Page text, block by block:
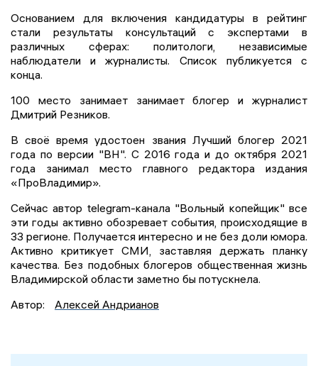
Основанием для включения кандидатуры в рейтинг
стали результаты консультаций с экспертами в
различных сферах: политологи, независимые
наблюдатели и журналисты. Список публикуется с
конца.
100 место занимает занимает блогер и журналист
Дмитрий Резников.
В своё время удостоен звания Лучший блогер 2021
года по версии "ВН". С 2016 года и до октября 2021
года занимал место главного редактора издания
«ПроВладимир».
Сейчас автор telegram-канала "Вольный копейщик" все
эти годы активно обозревает события, происходящие в
33 регионе. Получается интересно и не без доли юмора.
Активно критикует СМИ, заставляя держать планку
качества. Без подобных блогеров общественная жизнь
Владимирской области заметно бы потускнела.
Автор:
Алексей Андрианов